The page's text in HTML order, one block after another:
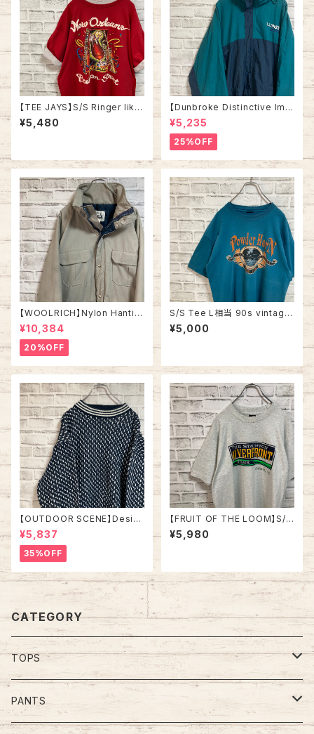
【TEE JAYS】S/S Ringer like
Tee XL 90s Made in USA
“Bourbon Street”vintage リ
トリート JAZZ 楽器 アルコール
ヴィンテージ シングルステッチ
アメリカ USA レトロ 古着
¥5,480
【Dunbroke Distinctive Ima
ges】Nylon jacket XL 90s v
intage ナイロンジャケット 企
業モノ 企業ロゴ 刺繍ロゴ グリ
ーン 切替 ウインドブレーカー
アメリカ USA 古着
¥5,235
25%OFF
【WOOLRICH】Nylon Hantin
g jacket L相当 Made in US
A 70s vintage ウールリッチ
ナイロン ハンティングジャケット
米国製 ヴィンテージ アメリカ U
SA レトロ 古着
¥10,384
20%OFF
S/S Tee L相当 90s vintage
“BOZE MAN” スーベニア Tシ
ャツ フィッシング 釣り シングル
¥5,000
【OUTDOOR SCENE】Desig
n Knit L相当 ”Bird’s Eye” デ
ザインニット 総柄ニット デザイ
ンニット セーター バーズアイ リ
ブライン アメリカ USA 古着
¥5,837
35%OFF
【FRUIT OF THE LOOM】S/S
Tee L 90s Made in USA “T
he Staunton River Front” vi
ンテージ シングルステッチ アメ
リカ USA レトロ 古着
¥5,980
CATEGORY
TOPS
Tee
PANTS